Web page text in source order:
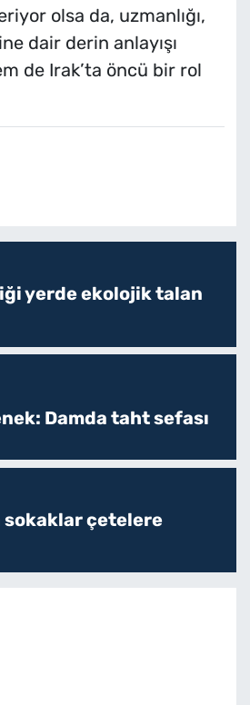
olsa da, uzmanlığı,
dair derin anlayışı
de Irak’ta öncü bir rol
yerde ekolojik talan
Damda taht sefası
sokaklar çetelere